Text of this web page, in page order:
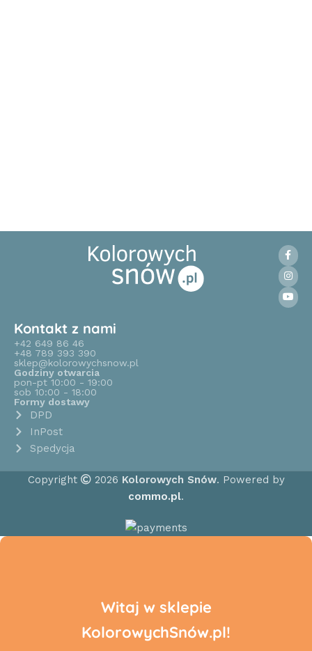
Kontakt z nami
+42 649 86 46
+48 789 393 390
sklep@kolorowychsnow.pl
Godziny otwarcia
pon-pt 10:00 - 19:00
sob 10:00 - 18:00
Formy dostawy
DPD
InPost
Spedycja
Copyright 2026 Kolorowych Snów. Powered by
commo.pl.
Witaj w sklepie
KolorowychSnów.pl!